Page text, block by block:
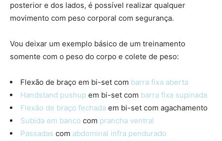
posterior e dos lados, é possível realizar qualquer
movimento com peso corporal com segurança.
Vou deixar um exemplo básico de um treinamento
somente com o peso do corpo e colete de peso:
Flexão de braço em bi-set com barra fixa aberta
Handstand pushup em bi-set com barra fixa supinada
Flexão de braço fechada em bi-set com agachamento
Subida em banco com prancha ventral
Passadas com abdominal infra pendurado